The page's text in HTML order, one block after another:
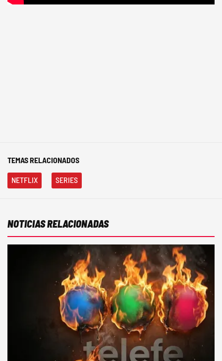
TEMAS RELACIONADOS
NETFLIX SERIES
NOTICIAS RELACIONADAS